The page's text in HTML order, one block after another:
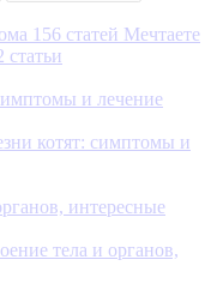
156 статей Мечтаете
статьи
котят: симптомы и
тела и органов,